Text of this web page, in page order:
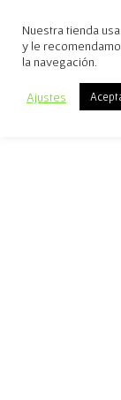
Nuestra tienda
y le
la navegación.
Ajustes